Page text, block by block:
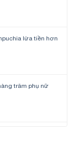
lừa tiền hơn
trăm phụ nữ